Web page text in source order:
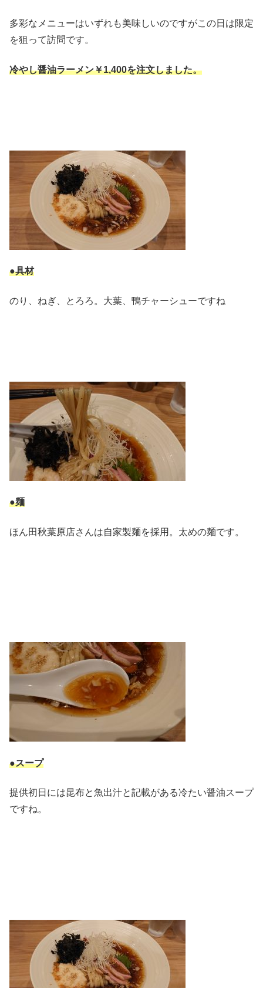
多彩なメニューはいずれも美味しいのですがこの日は限定
を狙って訪問です。
冷やし醤油ラーメン￥1,400を注文しました。
●具材
のり、ねぎ、とろろ。大葉、鴨チャーシューですね
●麺
ほん田秋葉原店さんは自家製麺を採用。太めの麺です。
●スープ
提供初日には昆布と魚出汁と記載がある冷たい醤油スープ
ですね。